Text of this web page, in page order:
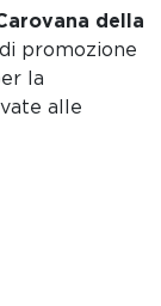
della
promozione
la
alle